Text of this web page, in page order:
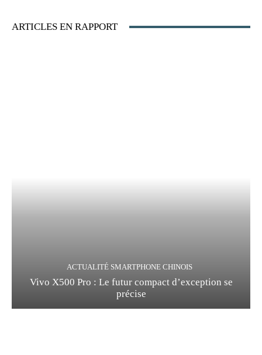
ARTICLES EN RAPPORT
ACTUALITÉ SMARTPHONE CHINOIS
Vivo X500 Pro : Le futur compact d’exception se
précise